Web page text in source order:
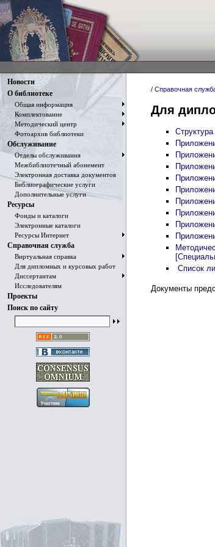
Новости
О библиотеке
Общая информация
Комплектование
Методический центр
Фотоархив библиотеки
Обслуживание
Отделы обслуживания
Межбиблиотечный абонемент
Электронная доставка документов
Библиографические услуги
Дополнительные услуги
Ресурсы
Фонды и каталоги
Электронные каталоги
Ресурсы Интернет
Справочная служба
Виртуальная справка
Для дипломных и курсовых работ
Диссертантам
Исследователям
Проекты
Поиск по сайту
/ Справочная
Для
Список
Документы